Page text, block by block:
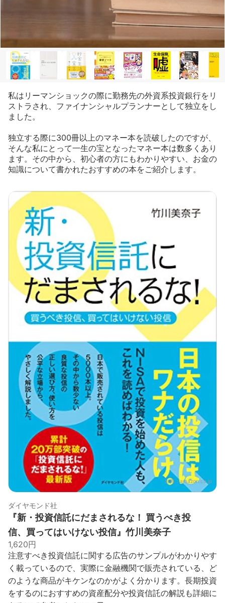
私はリーマンショックの際に勤務先の外資系投資銀行をリ
ストラされ、ファイナンシャルプランナーとして独立をし
ました。
独立する際に300冊以上のマネー本を読破したのですが、
そんな私にとって一生の宝となったマネー本は数多くあり
ます。その中から、初心者の方にもわかりやすい、お金の
知識について書かれたおすすめの本をご紹介します。
出典：amazon.co.jp
ダイヤモンド社
『新・投資信託にだまされるな！ 買うべき投
信、買ってはいけない投信』竹川美奈子
1,620円
注意すべき投資信託に関する広告のサンプルがわかりやす
く載っているので、実際に金融機関で販売されている、ど
のような商品がキケンなのかがよく分かります。長期投資
をするのにおすすめの資産配分や投資信託の解説も詳細に